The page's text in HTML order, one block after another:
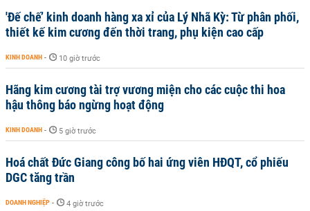
'Đế chế’ kinh doanh hàng xa xỉ của Lý Nhã Kỳ: Từ phân phối,
thiết kế kim cương đến thời trang, phụ kiện cao cấp
KINH DOANH - 10 giờ trước
Hãng kim cương tài trợ vương miện cho các cuộc thi hoa
hậu thông báo ngừng hoạt động
KINH DOANH - 5 giờ trước
Hoá chất Đức Giang công bố hai ứng viên HĐQT, cổ phiếu
DGC tăng trần
DOANH NGHIỆP - 4 giờ trước